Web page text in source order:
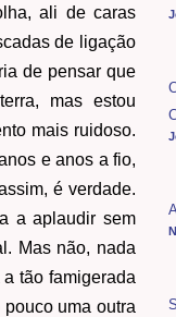
ali de caras
de ligação
de pensar que
mas estou
mais ruidoso.
e anos a fio,
é verdade.
a aplaudir sem
Mas não, nada
tão famigerada
uma outra